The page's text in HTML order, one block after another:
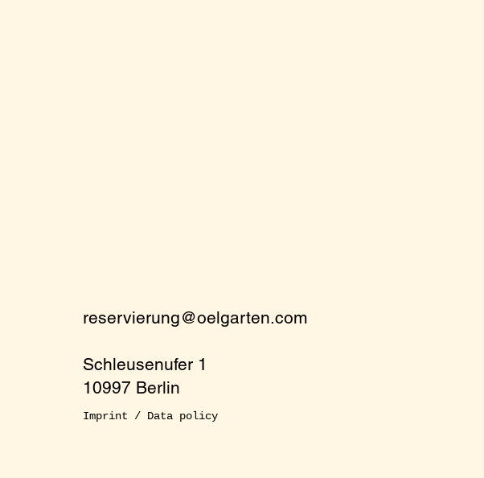
reservierung@oelgarten.com
Schleusenufer 1
10997 Berlin
Imprint / Data policy